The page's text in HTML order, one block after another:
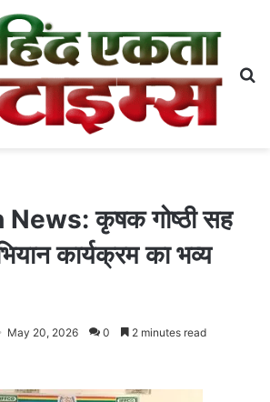
कृषक गोष्ठी सह
कार्यक्रम का‌ भव्य
May 20, 2026 0 2 minutes read